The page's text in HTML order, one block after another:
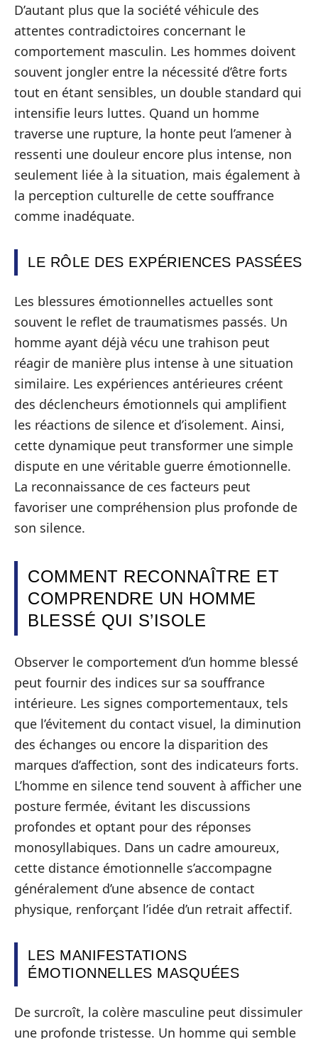
D’autant plus que la société véhicule des
attentes contradictoires concernant le
comportement masculin. Les hommes doivent
souvent jongler entre la nécessité d’être forts
tout en étant sensibles, un double standard qui
intensifie leurs luttes. Quand un homme
traverse une rupture, la honte peut l’amener à
ressenti une douleur encore plus intense, non
seulement liée à la situation, mais également à
la perception culturelle de cette souffrance
comme inadéquate.
LE RÔLE DES EXPÉRIENCES PASSÉES
Les blessures émotionnelles actuelles sont
souvent le reflet de traumatismes passés. Un
homme ayant déjà vécu une trahison peut
réagir de manière plus intense à une situation
similaire. Les expériences antérieures créent
des déclencheurs émotionnels qui amplifient
les réactions de silence et d’isolement. Ainsi,
cette dynamique peut transformer une simple
dispute en une véritable guerre émotionnelle.
La reconnaissance de ces facteurs peut
favoriser une compréhension plus profonde de
son silence.
COMMENT RECONNAÎTRE ET
COMPRENDRE UN HOMME
BLESSÉ QUI S’ISOLE
Observer le comportement d’un homme blessé
peut fournir des indices sur sa souffrance
intérieure. Les signes comportementaux, tels
que l’évitement du contact visuel, la diminution
des échanges ou encore la disparition des
marques d’affection, sont des indicateurs forts.
L’homme en silence tend souvent à afficher une
posture fermée, évitant les discussions
profondes et optant pour des réponses
monosyllabiques. Dans un cadre amoureux,
cette distance émotionnelle s’accompagne
généralement d’une absence de contact
physique, renforçant l’idée d’un retrait affectif.
LES MANIFESTATIONS
ÉMOTIONNELLES MASQUÉES
De surcroît, la colère masculine peut dissimuler
une profonde tristesse. Un homme qui semble